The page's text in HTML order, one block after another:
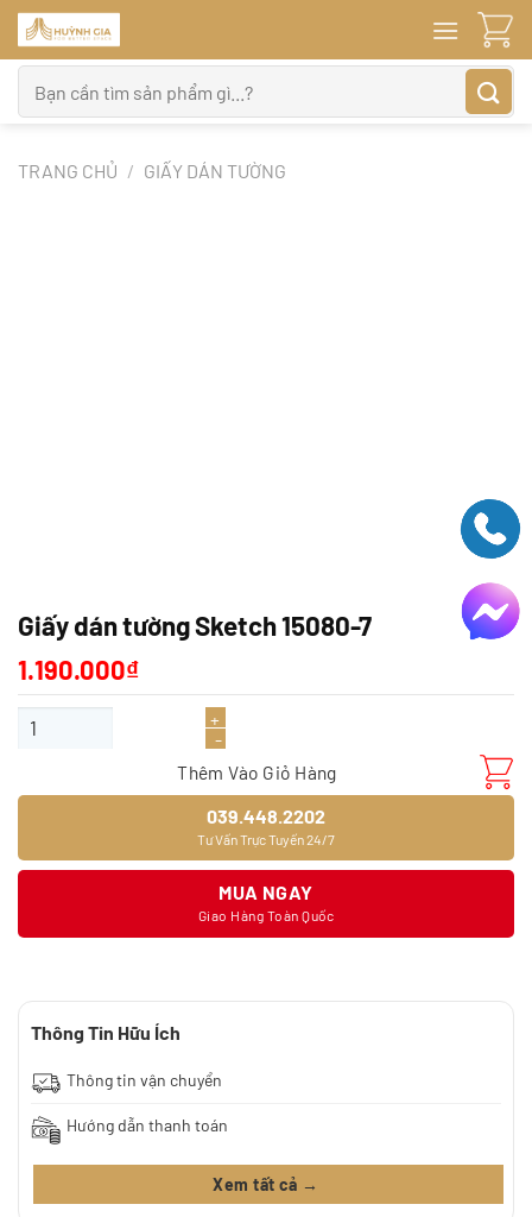
Bỏ
qua
nội
dung
kiếm:
TRANG CHỦ / GIẤY DÁN TƯỜNG
Giấy dán tường Sketch 15080-7
1.190.000₫
Giấy dán tường Sketch 15080-7 số lượng
Thêm Vào Giỏ Hàng
039.448.2202
Tư Vấn Trực Tuyến 24/7
MUA NGAY
Giao Hàng Toàn Quốc
Thông Tin Hữu Ích
Thông tin vận chuyển
Hướng dẫn thanh toán
Xem tất cả →